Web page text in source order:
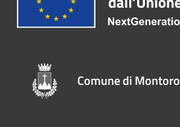
Comune di Montoro